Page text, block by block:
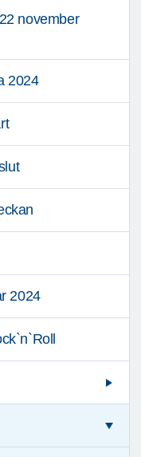
november
2024
2024